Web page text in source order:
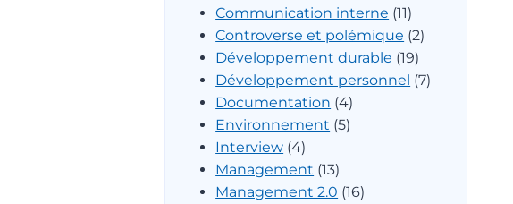
Communication interne (11)
Controverse et polémique (2)
Développement durable (19)
Développement personnel (7)
Documentation (4)
Environnement (5)
Interview (4)
Management (13)
Management 2.0 (16)